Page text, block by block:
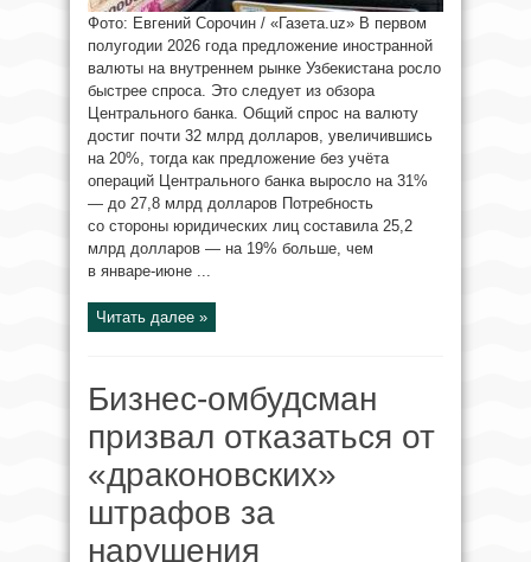
Фото: Евгений Сорочин / «Газета.uz» В первом
полугодии 2026 года предложение иностранной
валюты на внутреннем рынке Узбекистана росло
быстрее спроса. Это следует из обзора
Центрального банка. Общий спрос на валюту
достиг почти 32 млрд долларов, увеличившись
на 20%, тогда как предложение без учёта
операций Центрального банка выросло на 31%
— до 27,8 млрд долларов Потребность
со стороны юридических лиц составила 25,2
млрд долларов — на 19% больше, чем
в январе-июне ...
Читать далее »
Бизнес-омбудсман
призвал отказаться от
«драконовских»
штрафов за
нарушения